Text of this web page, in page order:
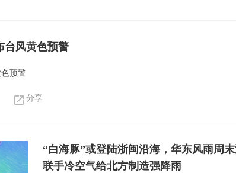
台风黄色预警
预警
分享
“白海豚”或登陆浙闽沿海，华东风雨周
联手冷空气给北方制造强降雨